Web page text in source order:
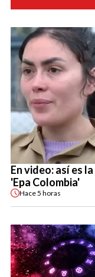
En video: así es
'Epa Colombia'
Hace5 horas